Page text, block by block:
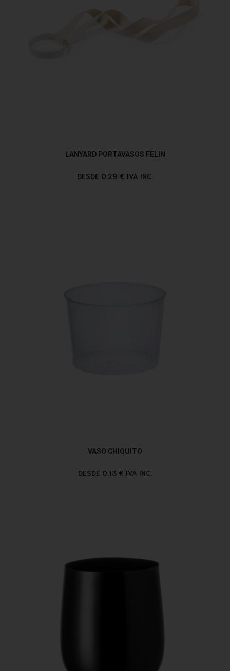
LANYARD PORTAVASOS FELIN
DESDE 0,29 € IVA INC.
VASO CHIQUITO
DESDE 0,13 € IVA INC.